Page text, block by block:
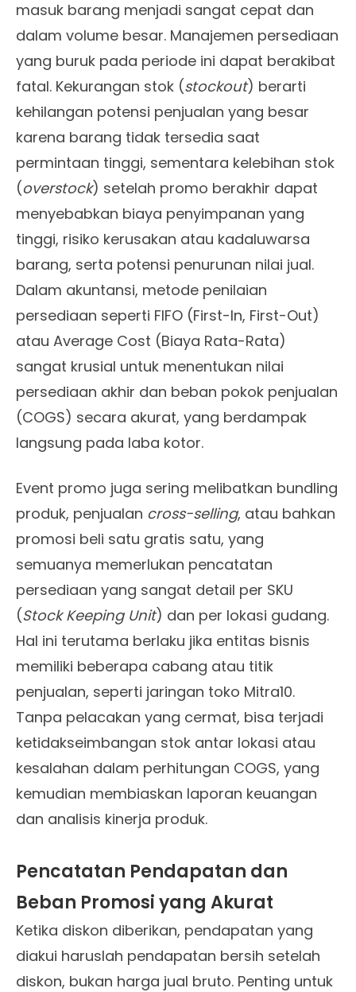
masuk barang menjadi sangat cepat dan
dalam volume besar. Manajemen persediaan
yang buruk pada periode ini dapat berakibat
fatal. Kekurangan stok (stockout) berarti
kehilangan potensi penjualan yang besar
karena barang tidak tersedia saat
permintaan tinggi, sementara kelebihan stok
(overstock) setelah promo berakhir dapat
menyebabkan biaya penyimpanan yang
tinggi, risiko kerusakan atau kadaluwarsa
barang, serta potensi penurunan nilai jual.
Dalam akuntansi, metode penilaian
persediaan seperti FIFO (First-In, First-Out)
atau Average Cost (Biaya Rata-Rata)
sangat krusial untuk menentukan nilai
persediaan akhir dan beban pokok penjualan
(COGS) secara akurat, yang berdampak
langsung pada laba kotor.
Event promo juga sering melibatkan bundling
produk, penjualan cross-selling, atau bahkan
promosi beli satu gratis satu, yang
semuanya memerlukan pencatatan
persediaan yang sangat detail per SKU
(Stock Keeping Unit) dan per lokasi gudang.
Hal ini terutama berlaku jika entitas bisnis
memiliki beberapa cabang atau titik
penjualan, seperti jaringan toko Mitra10.
Tanpa pelacakan yang cermat, bisa terjadi
ketidakseimbangan stok antar lokasi atau
kesalahan dalam perhitungan COGS, yang
kemudian membiaskan laporan keuangan
dan analisis kinerja produk.
Pencatatan Pendapatan dan
Beban Promosi yang Akurat
Ketika diskon diberikan, pendapatan yang
diakui haruslah pendapatan bersih setelah
diskon, bukan harga jual bruto. Penting untuk